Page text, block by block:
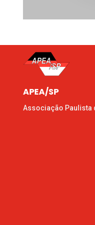
APEA/SP
Associação Paulista